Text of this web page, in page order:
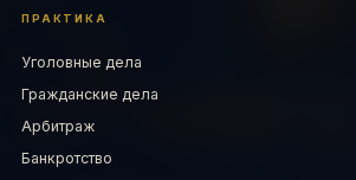
ПРАКТИКА
Уголовные дела
Гражданские дела
Арбитраж
Банкротство